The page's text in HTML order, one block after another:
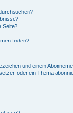
Seite?
finden?
und einem
oder ein Thema